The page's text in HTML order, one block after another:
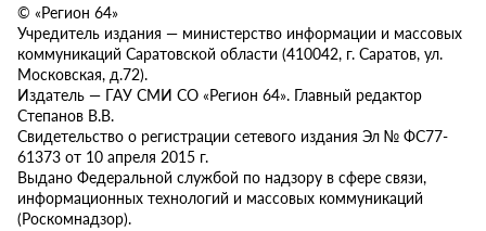
© «Регион 64»
Учредитель издания — министерство информации и массовых
коммуникаций Саратовской области (410042, г. Саратов, ул.
Московская, д.72).
Издатель — ГАУ СМИ СО «Регион 64». Главный редактор
Степанов В.В.
Свидетельство о регистрации сетевого издания Эл № ФС77-
61373 от 10 апреля 2015 г.
Выдано Федеральной службой по надзору в сфере связи,
информационных технологий и массовых коммуникаций
(Роскомнадзор).